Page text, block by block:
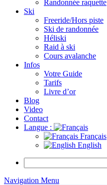
Randonnée raquette
Ski
Freeride/Hors piste
Ski de randonnée
Héliski
Raid à ski
Cours avalanche
Infos
Votre Guide
Tarifs
Livre d’or
Blog
Video
Contact
Langue :
Français
English
Navigation Menu